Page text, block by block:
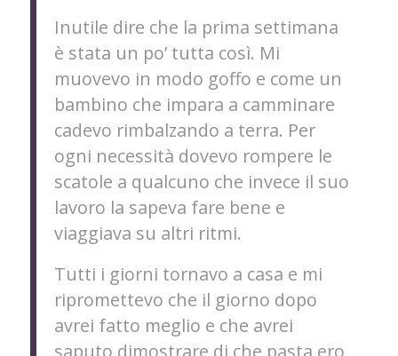
Inutile dire che la prima settimana
è stata un po’ tutta così. Mi
muovevo in modo goffo e come un
bambino che impara a camminare
cadevo rimbalzando a terra. Per
ogni necessità dovevo rompere le
scatole a qualcuno che invece il suo
lavoro la sapeva fare bene e
viaggiava su altri ritmi.
Tutti i giorni tornavo a casa e mi
ripromettevo che il giorno dopo
avrei fatto meglio e che avrei
saputo dimostrare di che pasta ero